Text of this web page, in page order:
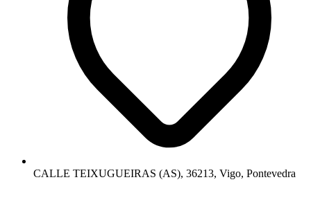
CALLE TEIXUGUEIRAS (AS), 36213, Vigo, Pontevedra